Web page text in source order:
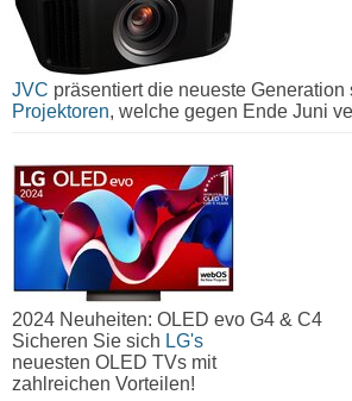
JVC präsentiert die neueste Generation
Projektoren, welche gegen Ende Juni
2024 Neuheiten: OLED evo G4 & C4
Sicheren Sie sich LG's
neuesten OLED TVs mit
zahlreichen Vorteilen!